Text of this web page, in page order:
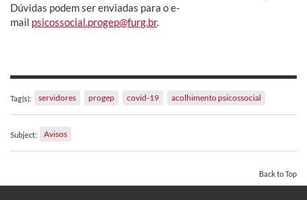
Dúvidas podem ser enviadas para o e-
mail psicossocial.progep@furg.br.
Tag(s): servidores progep covid-19 acolhimento psicossocial
Subject: Avisos
Back to Top